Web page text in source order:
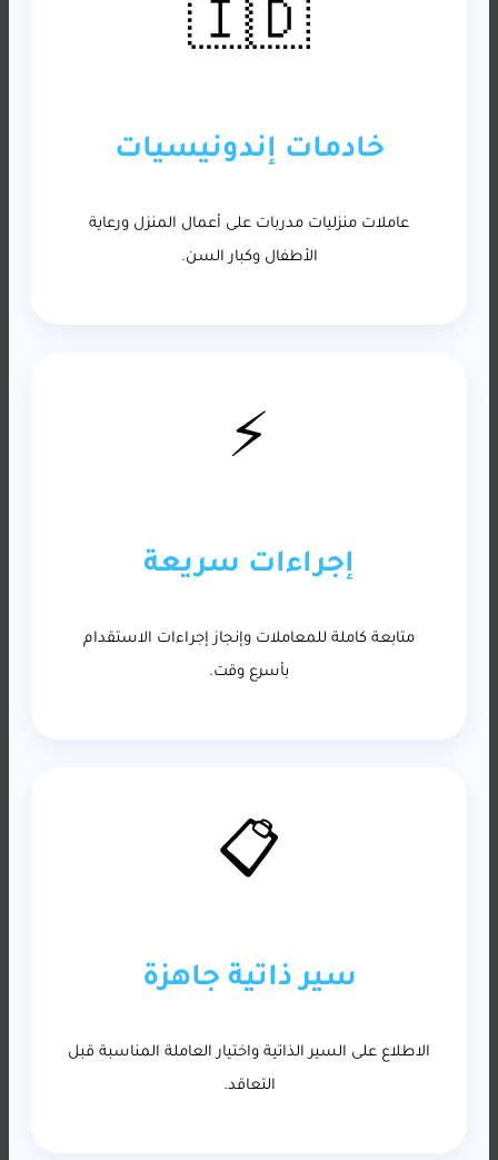
🇮🇩
خادمات إندونيسيات
عاملات منزليات مدربات على أعمال المنزل ورعاية
الأطفال وكبار السن.
⚡
إجراءات سريعة
متابعة كاملة للمعاملات وإنجاز إجراءات الاستقدام
بأسرع وقت.
📋
سير ذاتية جاهزة
الاطلاع على السير الذاتية واختيار العاملة المناسبة قبل
التعاقد.